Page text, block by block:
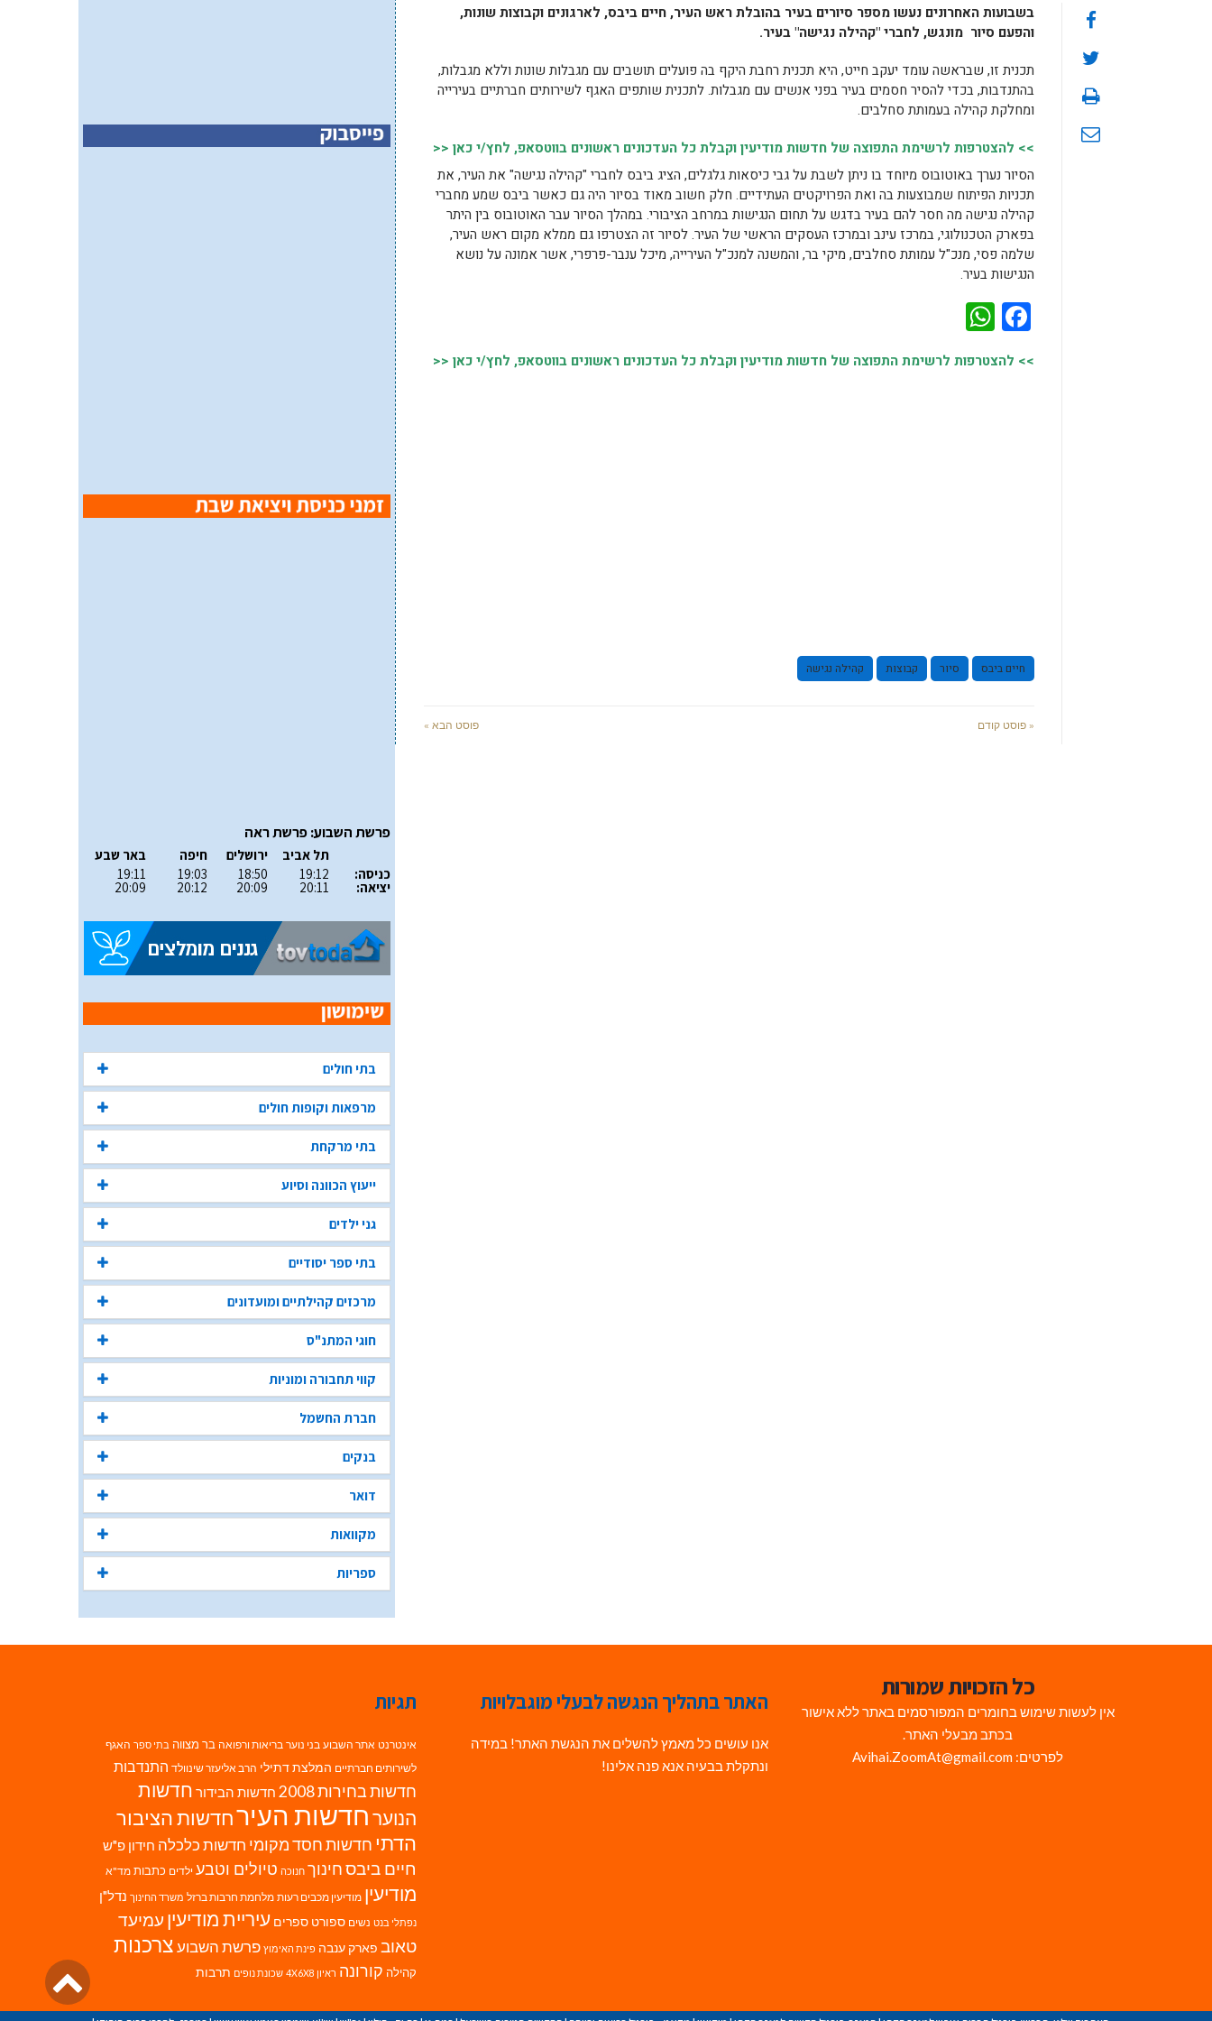
בשבועות האחרונים נעשו מספר סיורים בעיר בהובלת ראש העיר, חיים ביבס, לארגונים וקבוצות שונות,
והפעם סיור מונגש, לחברי "קהילה נגישה" בעיר.
תכנית זו, שבראשה עומד יעקב חייט, היא תכנית רחבת היקף בה פועלים תושבים עם מגבלות שונות וללא מגבלות,
בהתנדבות, בכדי להסיר חסמים בעיר בפני אנשים עם מגבלות. לתכנית שותפים האגף לשירותים חברתיים בעירייה
ומחלקת קהילה בעמותת סחלבים.
>> להצטרפות לרשימת התפוצה של חדשות מודיעין וקבלת כל העדכונים ראשונים בווטסאפ, לחץ/י כאן <<
הסיור נערך באוטובוס מיוחד בו ניתן לשבת על גבי כיסאות גלגלים, הציג ביבס לחברי "קהילה נגישה" את העיר, את
תכניות הפיתוח שמבוצעות בה ואת הפרויקטים העתידיים. חלק חשוב מאוד בסיור היה גם כאשר ביבס שמע מחברי
קהילה נגישה מה חסר להם בעיר בדגש על תחום הנגישות במרחב הציבורי. במהלך הסיור עבר האוטובוס בין היתר
בפארק הטכנולוגי, במרכז עינב ובמרכז העסקים הראשי של העיר. לסיור זה הצטרפו גם ממלא מקום ראש העיר,
שלמה פסי, מנכ"ל עמותת סחלבים, מיקי בר, והמשנה למנכ"ל העירייה, מיכל ענבר-פרפרי, אשר אמונה על נושא
הנגישות בעיר.
Facebook
>> להצטרפות לרשימת התפוצה של חדשות מודיעין וקבלת כל העדכונים ראשונים בווטסאפ, לחץ/י כאן <<
חיים ביבס סיור קבוצות קהילה נגישה
« פוסט קודם פוסט הבא »
פרשת השבוע: פרשת ראה
כניסה:
יציאה:
תל אביב
19:12
20:11
ירושלים
18:50
20:09
חיפה
19:03
20:12
באר שבע
19:11
20:09
בתי חולים
מרפאות וקופות חולים
בתי מרקחת
ייעוץ הכוונה וסיוע
גני ילדים
בתי ספר יסודיים
מרכזים קהילתיים ומועדונים
חוגי המתנ"ס
קווי תחבורה ומוניות
חברת החשמל
בנקים
דואר
מקוואות
ספריות
כל הזכויות שמורות
אין לעשות שימוש בחומרים המפורסמים באתר ללא אישור
בכתב מבעלי האתר.
לפרטים: Avihai.ZoomAt@gmail.com
האתר בתהליך הנגשה לבעלי מוגבלויות
אנו עושים כל מאמץ להשלים את הנגשת האתר! במידה
ונתקלת בבעיה אנא פנה אלינו!
תגיות
אינטרנט אתר השבוע בני נוער בריאות ורפואה בר מצווה בתי ספר האגף
לשירותים חברתיים המלצת דתילי הרב אליעזר שינוולד התנדבות
חדשות בחירות 2008 חדשות הבידור חדשות
הנוערחדשות העירחדשות הציבור
הדתי חדשות חסד מקומי חדשות כלכלה חידון פ"ש
חיים ביבסחינוך חנוכה טיולים וטבע ילדים כתבות מד"א
מודיעין מודיעין מכבים רעות מלחמת חרבות ברזל משרד החינוך נדל"ן
נפתלי בנט נשים ספורט ספרים עיריית מודיעין עמיעד
טאוב פארק ענבה פינת האימוץ פרשת השבועצרכנות
קהילה קורונה ראיון 4X6X8 שכונת נופים תרבות